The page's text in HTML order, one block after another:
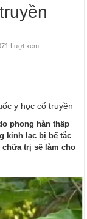
Lượt xem
y học cổ truyền
phong hàn thấp
kinh lạc bị bế tắc
trị sẽ làm cho